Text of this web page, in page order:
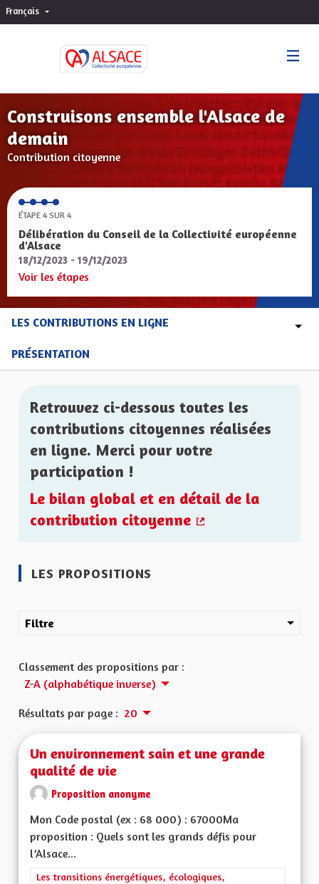
Français Choisir la langue
Construisons ensemble l'Alsace de
demain
Contribution citoyenne
ÉTAPE 4 SUR 4
Délibération du Conseil de la Collectivité européenne
d'Alsace
18/12/2023 - 19/12/2023
Voir les étapes
LES CONTRIBUTIONS EN LIGNE
PRÉSENTATION
Retrouvez ci-dessous toutes les
contributions citoyennes réalisées
en ligne. Merci pour votre
participation !
Le bilan global et en détail de la
contribution citoyenne
LES PROPOSITIONS
Filtre
Classement des propositions par :
Z-A (alphabétique inverse)
Résultats par page : 20
Un environnement sain et une grande
qualité de vie
Proposition anonyme
Mon Code postal (ex : 68 000) : 67000Ma
proposition : Quels sont les grands défis pour
l’Alsace...
Filtrer les résultats de la catégorie : Les transitions
Les transitions énergétiques, écologiques,